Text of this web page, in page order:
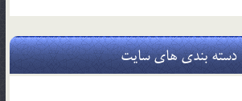
دسته بندی های سایت